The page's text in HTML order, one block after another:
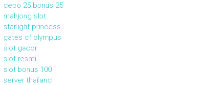
depo 25 bonus 25
mahjong slot
starlight princess
gates of olympus
slot gacor
slot resmi
slot bonus 100
server thailand